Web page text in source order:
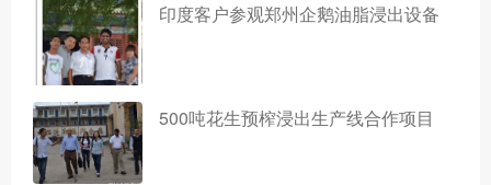
印度客户参观郑州企鹅油脂浸出设备
500吨花生预榨浸出生产线合作项目